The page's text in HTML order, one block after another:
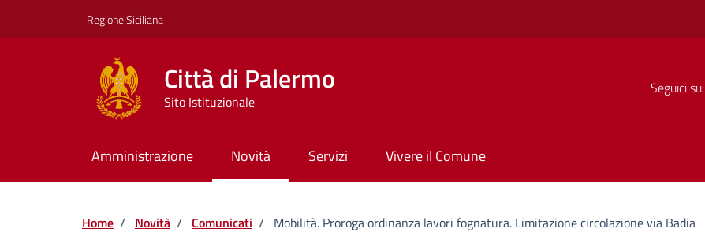
Regione Siciliana
Città di Palermo
Sito Istituzionale
Seguici su:
Amministrazione Novità Servizi Vivere il Comune
Home / Novità / Comunicati / Mobilità. Proroga ordinanza lavori fognatura. Limitazione circolazione via Badia